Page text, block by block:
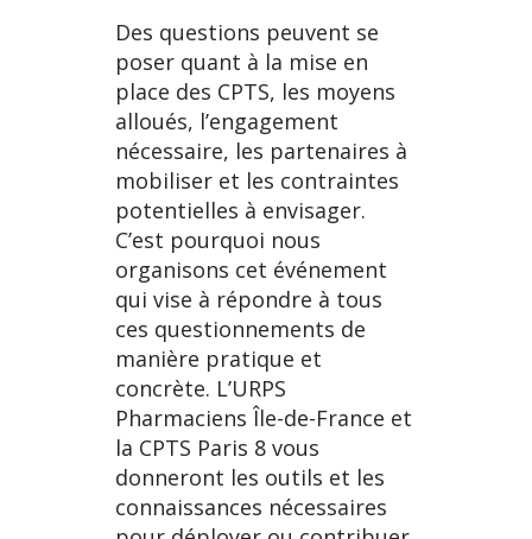
Des questions peuvent se
poser quant à la mise en
place des CPTS, les moyens
alloués, l’engagement
nécessaire, les partenaires à
mobiliser et les contraintes
potentielles à envisager.
C’est pourquoi nous
organisons cet événement
qui vise à répondre à tous
ces questionnements de
manière pratique et
concrète. L’URPS
Pharmaciens Île-de-France et
la CPTS Paris 8 vous
donneront les outils et les
connaissances nécessaires